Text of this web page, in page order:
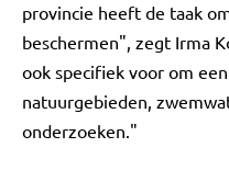
provincie heeft de taak
beschermen", zegt Irma
ook specifiek voor om
natuurgebieden,
onderzoeken."